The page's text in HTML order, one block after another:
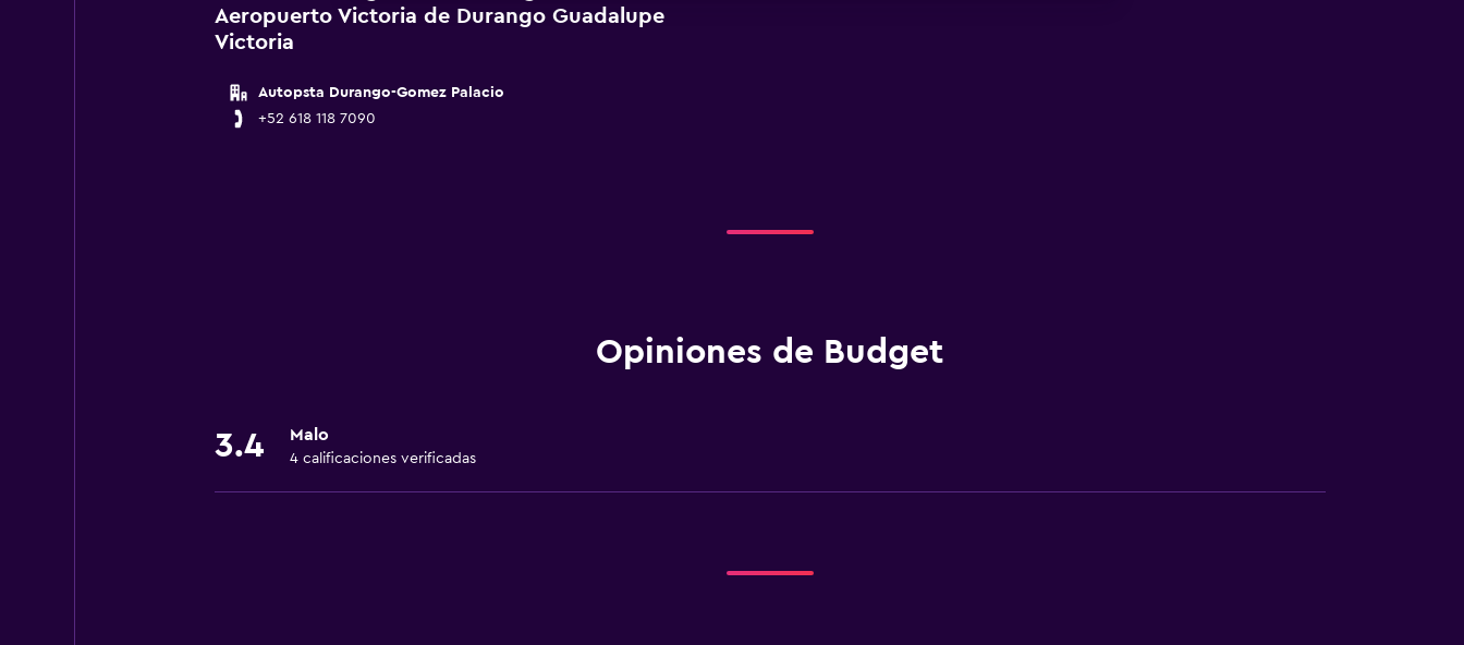
Aeropuerto Victoria de Durango Guadalupe
Victoria
Autopsta Durango-Gomez Palacio
+52 618 118 7090
Opiniones de Budget
3.4 Malo
4 calificaciones verificadas